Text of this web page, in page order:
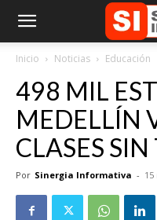
Inicio Noticias Educación
498 MIL
MEDELLÍN
CLASES
Por Sinergia Informativa - 15